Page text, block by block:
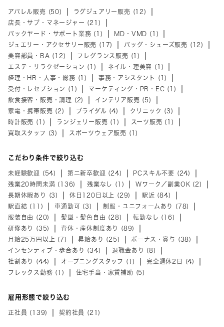
アパレル販売 (50)
ラグジュアリー販売 (12)
店長・サブ・マネージャー (21)
バックヤード・サポート業務 (1)
MD・VMD (1)
ジュエリー・アクセサリー販売 (17)
バッグ・シューズ販売 (12)
美容部員・BA (12)
フレグランス販売 (1)
エステ・リラクゼーション (1)
ネイル・理美容 (1)
経理・HR・人事・総務 (1)
事務・アシスタント (1)
受付・レセプション (1)
マーケティング・PR・EC (1)
飲食接客・販売・調理 (2)
インテリア販売 (5)
家電・携帯販売 (2)
ブライダル (4)
クリニック (3)
時計販売 (1)
ランジェリー販売 (1)
スーツ販売 (1)
買取スタッフ (3)
スポーツウェア販売 (1)
こだわり条件で絞り込む
未経験歓迎 (54) 第二新卒歓迎 (24)
PCスキル不要 (24)
残業20時間未満 (136)
残業なし (1)
Wワーク／副業OK (2)
長期休暇あり (3)
休日120日以上 (29)
駅近 (84)
駅直結 (11)
車通勤可 (3)
制服・ユニフォームあり (78)
服装自由 (20)
髪型・髪色自由 (28)
転勤なし (16)
研修あり (35)
育休・産休制度あり (89)
月給25万円以上 (7)
昇給あり (25)
ボーナス・賞与 (38)
インセンティブ・歩合あり (34)
退職金あり (8)
社割あり (44)
オープニングスタッフ (1)
完全週休2日 (4)
フレックス勤務 (1)
住宅手当・家賃補助 (5)
雇用形態で絞り込む
正社員 (139) 契約社員 (21)